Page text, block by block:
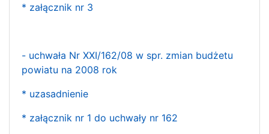
* załącznik nr 3
- uchwała Nr XXI/162/08 w spr. zmian budżetu
powiatu na 2008 rok
* uzasadnienie
* załącznik nr 1 do uchwały nr 162